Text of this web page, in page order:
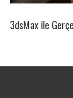
3dsMax ile